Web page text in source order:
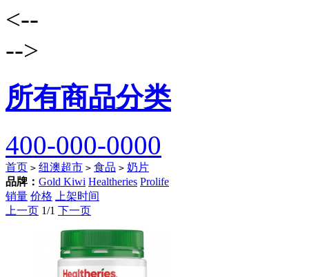
<--
-->
所有商品分类
400-000-0000
首页 > 纽澳超市 > 食品 > 奶片
品牌： Gold Kiwi Healtheries Prolife
销量 价格
上架时间
上一页 1/1 下一页